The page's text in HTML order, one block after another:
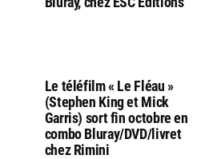
Le téléfilm « Le Fléau »
(Stephen King et Mick
Garris) sort fin octobre en
combo Bluray/DVD/livret
chez Rimini